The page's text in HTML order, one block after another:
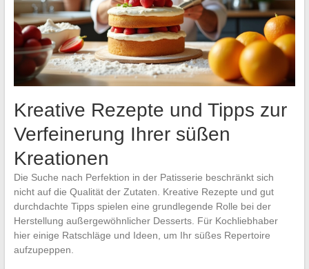
Kreative Rezepte und Tipps zur
Verfeinerung Ihrer süßen
Kreationen
Die Suche nach Perfektion in der Patisserie beschränkt sich
nicht auf die Qualität der Zutaten. Kreative Rezepte und gut
durchdachte Tipps spielen eine grundlegende Rolle bei der
Herstellung außergewöhnlicher Desserts. Für Kochliebhaber
hier einige Ratschläge und Ideen, um Ihr süßes Repertoire
aufzupeppen.